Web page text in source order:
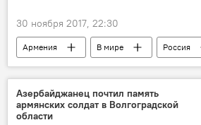
30 ноября 2017, 22:30
Армения В мире Россия
Азербайджанец почтил память
армянских солдат в Волгоградской
области